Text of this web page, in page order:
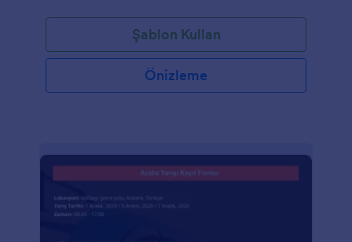
Şablon Kullan
Önizleme